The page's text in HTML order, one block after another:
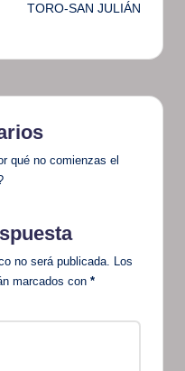
TORO-SAN JULIÁN
qué no comienzas el
no será publicada.
Los
marcados con *